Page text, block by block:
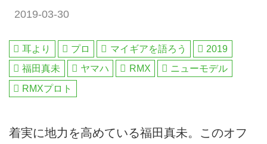
2019-03-30
耳より プロ マイギアを語ろう
2019
福田真未
ヤマハ RMX
ニューモデル
RMXプロト
着実に地力を高めている福田真未。このオフ